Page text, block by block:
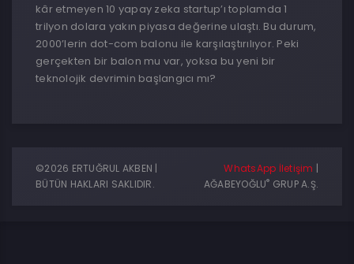
kâr etmeyen 10 yapay zeka startup’ı toplamda 1
trilyon dolara yakın piyasa değerine ulaştı. Bu durum,
2000’lerin dot-com balonu ile karşılaştırılıyor. Peki
gerçekten bir balon mu var, yoksa bu yeni bir
teknolojik devrimin başlangıcı mı?
©2026 ERTUĞRUL AKBEN |
BÜTÜN HAKLARI SAKLIDIR.
WhatsApp İletişim |
AĞABEYOĞLU® GRUP A.Ş.